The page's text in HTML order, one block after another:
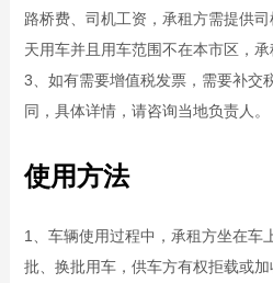
路桥费、司机工资，承租方需提供
天用车并且用车范围不在本市区，承
3、如有需要增值税发票，需要补交
同，具体详情，请咨询当地负责人。
使用方法
1、车辆使用过程中，承租方坐在车
批、换批用车，供车方有权拒载或加